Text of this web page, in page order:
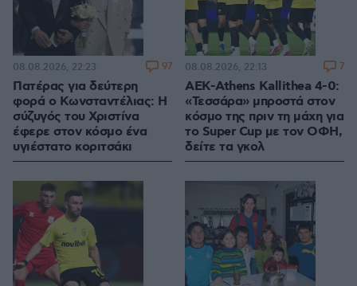
Πατέρας για δεύτερη
φορά ο Κωνσταντέλιας: Η
σύζυγός του Χριστίνα
έφερε στον κόσμο ένα
υγιέστατο κοριτσάκι
08.08.2026, 22:23 97
ΑΕΚ-Athens Kallithea 4-0:
«Τεσσάρα» μπροστά στον
κόσμο της πριν τη μάχη για
το Super Cup με τον ΟΦΗ,
δείτε τα γκολ
08.08.2026, 22:13 7